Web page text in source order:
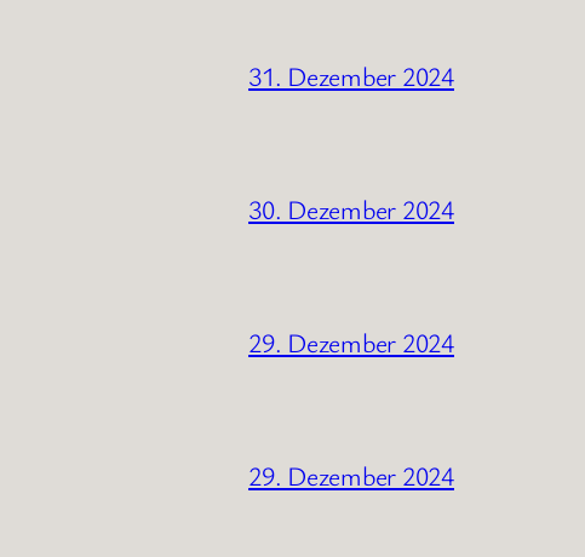
31. Dezember 2024
30. Dezember 2024
29. Dezember 2024
29. Dezember 2024